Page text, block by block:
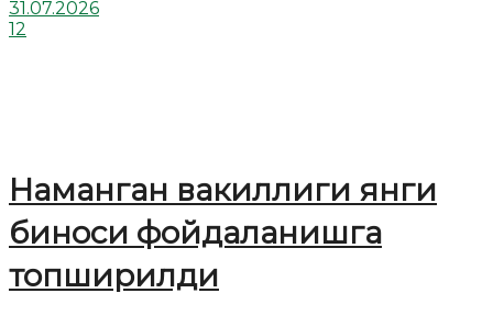
31.07.2026
12
Наманган вакиллиги янги
биноси фойдаланишга
топширилди